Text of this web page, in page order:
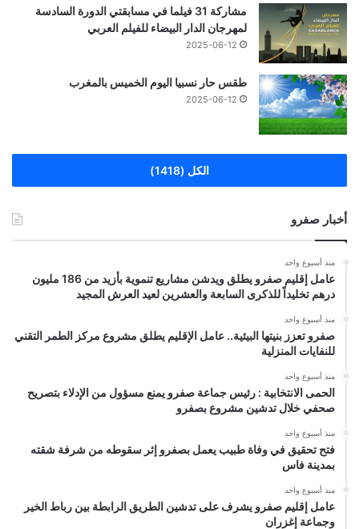
مشاركة 31 فيلما في مسابقتي الدورة السادسة
لمهرجان الدار البيضاء للفيلم العربي
2025-06-12
طقس حار نسبيا اليوم الخميس بالمغرب
2025-06-12
الكل (1418)
أخبار صفرو
منذ أسبوع واحد
عامل إقليم صفرو يطلق ويدشن مشاريع تنموية بأزيد من 186 مليون
درهم تخليداً للذكرى السابعة والعشرين لعيد العرش المجيد
منذ أسبوع واحد
صفرو تعزز بنيتها البيئية.. عامل الإقليم يطلق مشروع مركز الطمر التقني
للنفايات المنزلية
منذ أسبوع واحد
الحمى الانتخابية : رئيس جماعة صفرو يمنع مسؤول من الإدلاء بتصريح
صحفي خلال تدشين مشروع بصفرو
منذ أسبوع واحد
فتح تحقيق في وفاة طبيب يعمل بصفرو إثر سقوطه من شرفة شقته
بمدينة فاس
منذ أسبوع واحد
عامل إقليم صفرو يشرف على تدشين الطريق الرابطة بين رباط الخير
وجماعة إغزران